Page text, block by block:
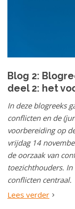
Blog 2:
deel 2: het
In deze blogreeks
conflicten en de
voorbereiding op
vrijdag 14
de oorzaak van
toezichthouders.
conflicten centraal.
Lees verder